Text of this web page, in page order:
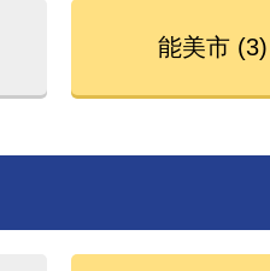
能美市 (3)